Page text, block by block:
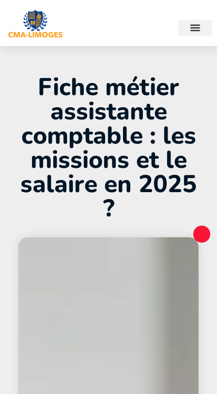
Fiche métier
assistante
comptable : les
missions et le
salaire en 2025
?